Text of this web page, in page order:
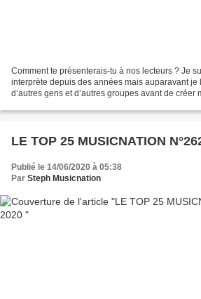
Comment te présenterais-tu à nos lecteurs ? Je
interprète depuis des années mais auparavant je
d’autres gens et d’autres groupes avant de créer
LE TOP 25 MUSICNATION
Publié le 14/06/2020 à 05:38
Par Steph Musicnation